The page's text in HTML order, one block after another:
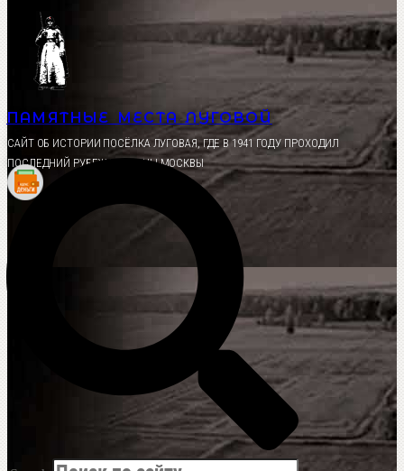
Перейти
содержимому
ПАМЯТНЫЕ МЕСТА ЛУГОВОЙ
CАЙТ ОБ ИСТОРИИ ПОСЁЛКА ЛУГОВАЯ, ГДЕ В 1941 ГОДУ ПРОХОДИЛ
ПОСЛЕДНИЙ РУБЕЖ ОБОРОНЫ МОСКВЫ